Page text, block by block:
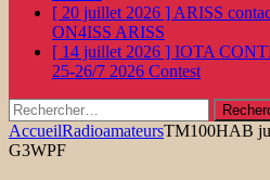
[ 20 juillet 2026 ] ARISS
ON4ISS ARISS
[ 14 juillet 2026 ] IOTA
25-26/7 2026 Contest
Rechercher :
AccueilRadioamateursTM100HAB
G3WPF